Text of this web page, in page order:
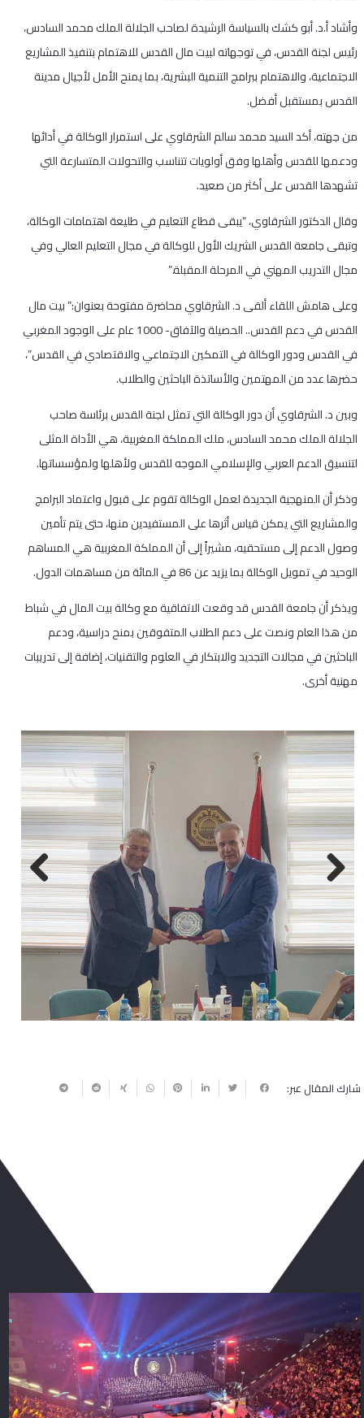
وأشاد أ.د. أبو كشك بالسياسة الرشيدة لصاحب الجلالة الملك محمد السادس،
رئيس لجنة القدس، في توجهاته لبيت مال القدس للاهتمام بتنفيذ المشاريع
الاجتماعية، والاهتمام ببرامج التنمية البشرية، بما يمنح الأمل لأجيال مدينة
القدس بمستقبل أفضل.
من جهته، أكد السيد محمد سالم الشرقاوي على استمرار الوكالة في أدائها
ودعمها للقدس وأهلها وفق أولويات تتناسب والتحولات المتسارعة التي
تشهدها القدس على أكثر من صعيد.
وقال الدكتور الشرقاوي، “يبقى قطاع التعليم في طليعة اهتمامات الوكالة،
وتبقى جامعة القدس الشريك الأول للوكالة في مجال التعليم العالي وفي
مجال التدريب المهني في المرحلة المقبلة.”
وعلى هامش اللقاء ألقى د. الشرقاوي محاضرة مفتوحة بعنوان:” بيت مال
القدس في دعم القدس.. الحصيلة والآفاق- 1000 عام على الوجود المغربي
في القدس ودور الوكالة في التمكين الاجتماعي والاقتصادي في القدس”،
حضرها عدد من المهتمين والأساتذة الباحثين والطلاب.
وبين د. الشرقاوي أن دور الوكالة التي تمثل لجنة القدس برئاسة صاحب
الجلالة الملك محمد السادس، ملك المملكة المغربية، هي الأداة المثلى
لتنسيق الدعم العربي والإسلامي الموجه للقدس ولأهلها ولمؤسساتها.
وذكر أن المنهجية الجديدة لعمل الوكالة تقوم على قبول واعتماد البرامج
والمشاريع التي يمكن قياس أثرها على المستفيدين منها، حتى يتم تأمين
وصول الدعم إلى مستحقيه، مشيراً إلى أن المملكة المغربية هي المساهم
الوحيد في تمويل الوكالة بما يزيد عن 86 في المائة من مساهمات الدول.
ويذكر أن جامعة القدس قد وقعت الاتفاقية مع وكالة بيت المال في شباط
من هذا العام ونصت على دعم الطلاب المتفوقين بمنح دراسية، ودعم
الباحثين في مجالات التجديد والابتكار في العلوم والتقنيات، إضافة إلى تدريبات
مهنية أخرى.
Previous
Next
شارك المقال عبر: